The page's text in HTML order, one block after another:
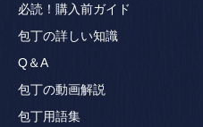
必読！購入前ガイド
包丁の詳しい知識
Q＆A
包丁の動画解説
包丁用語集